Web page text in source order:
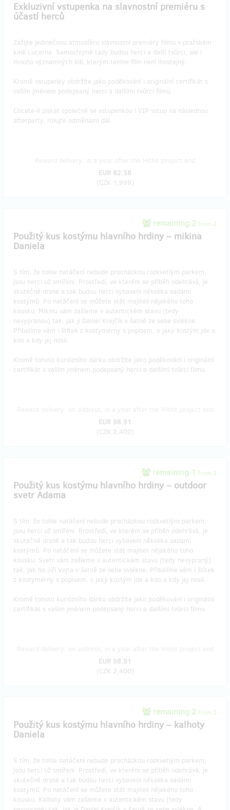
Exkluzivní vstupenka na slavnostní premiéru s
účastí herců
Zažijte jedinečnou atmosféru slavnostní premiéry filmu v pražském
kině Lucerna. Samozřejmě tady budou herci a další tvůrci, ale i
mnoho významných lidí, kterým tenhle film není lhostejný.
Kromě vstupenky obdržíte jako poděkování i originální certifikát s
vaším jménem podepsaný herci a dalšími tvůrci filmu.
Chcete-li získat společně se vstupenkou i VIP vstup na následnou
afterparty, rolujte odměnami dál.
EUR 82.38
(CZK 1,999)
remaining 2 from 2
Použitý kus kostýmu hlavního hrdiny – mikina
Daniela
S tím, že tohle natáčení nebude procházkou rozkvetlým parkem,
jsou herci už smířeni. Prostředí, ve kterém se příběh odehrává, je
skutečně drsné a tak budou herci vybaveni několika sadami
kostýmů. Po natáčení se můžete stát majiteli nějakého toho
kousku. Mikinu vám zašleme v autentickém stavu (tedy
nevypranou) tak, jak ji Daniel Krejčík v šatně ze sebe svlékne.
Přibalíme vám i štítek z kostymérny s popisem, o jaký kostým jde a
kdo a kdy jej nosil.
Kromě tohoto kuriózního dárku obdržíte jako poděkování i originální
certifikát s vaším jménem podepsaný herci a dalšími tvůrci filmu.
EUR 98.91
(CZK 2,400)
remaining 1 from 2
Použitý kus kostýmu hlavního hrdiny – outdoor
svetr Adama
S tím, že tohle natáčení nebude procházkou rozkvetlým parkem,
jsou herci už smířeni. Prostředí, ve kterém se příběh odehrává, je
skutečně drsné a tak budou herci vybaveni několika sadami
kostýmů. Po natáčení se můžete stát majiteli nějakého toho
kousku. Svetr vám zašleme v autentickém stavu (tedy nevypraný)
tak, jak ho Jiří Vojta v šatně ze sebe svlékne. Přibalíme vám i štítek
z kostymérny s popisem, o jaký kostým jde a kdo a kdy jej nosil.
Kromě tohoto kuriózního dárku obdržíte jako poděkování i originální
certifikát s vaším jménem podepsaný herci a dalšími tvůrci filmu.
EUR 98.91
(CZK 2,400)
remaining 2 from 2
Použitý kus kostýmu hlavního hrdiny – kalhoty
Daniela
S tím, že tohle natáčení nebude procházkou rozkvetlým parkem,
jsou herci už smířeni. Prostředí, ve kterém se příběh odehrává, je
skutečně drsné a tak budou herci vybaveni několika sadami
kostýmů. Po natáčení se můžete stát majiteli nějakého toho
kousku. Kalhoty vám zašleme v autentickém stavu (tedy